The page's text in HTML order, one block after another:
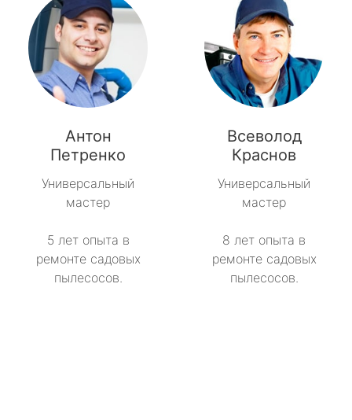
Антон
Петренко
Универсальный
мастер
5 лет опыта в
ремонте садовых
пылесосов.
Всеволод
Краснов
Универсальный
мастер
8 лет опыта в
ремонте садовых
пылесосов.